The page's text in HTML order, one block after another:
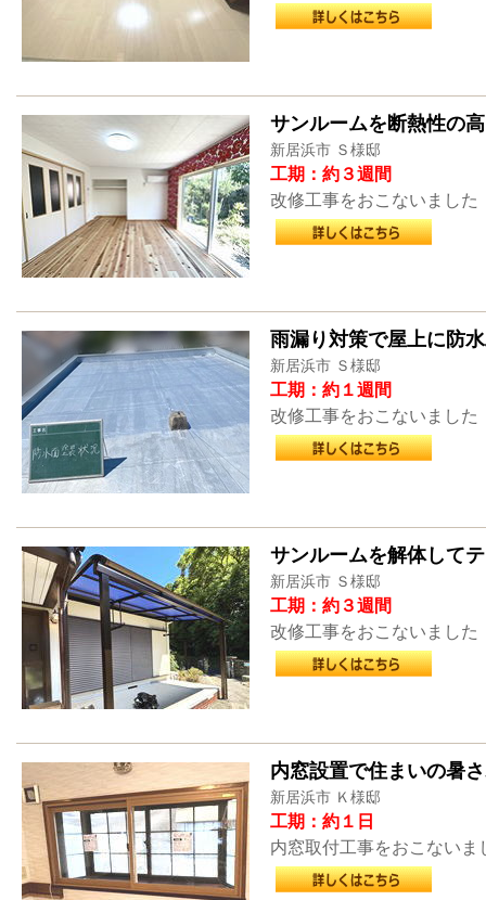
サンルームを断熱性の
新居浜市 Ｓ様邸
工期：約３週間
改修工事をおこないました
雨漏り対策で屋上に防
新居浜市 Ｓ様邸
工期：約１週間
改修工事をおこないました
サンルームを解体して
新居浜市 Ｓ様邸
工期：約３週間
改修工事をおこないました
内窓設置で住まいの暑
新居浜市 Ｋ様邸
工期：約１日
内窓取付工事をおこないま